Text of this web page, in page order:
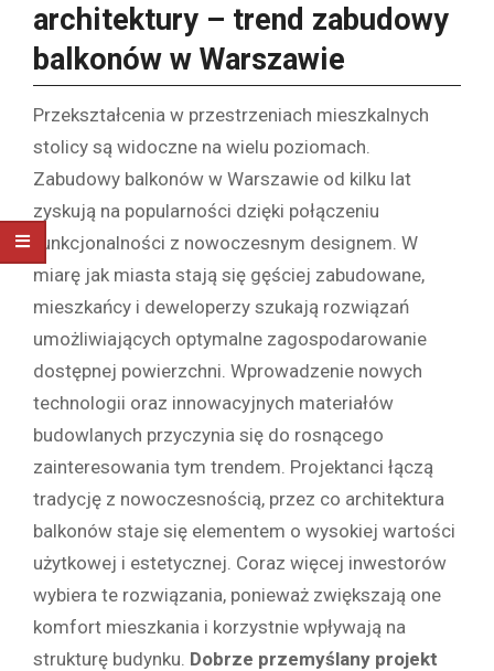
architektury – trend zabudowy
balkonów w Warszawie
Przekształcenia w przestrzeniach mieszkalnych
stolicy są widoczne na wielu poziomach.
Zabudowy balkonów w Warszawie od kilku lat
zyskują na popularności dzięki połączeniu
funkcjonalności z nowoczesnym designem. W
miarę jak miasta stają się gęściej zabudowane,
mieszkańcy i deweloperzy szukają rozwiązań
umożliwiających optymalne zagospodarowanie
dostępnej powierzchni. Wprowadzenie nowych
technologii oraz innowacyjnych materiałów
budowlanych przyczynia się do rosnącego
zainteresowania tym trendem. Projektanci łączą
tradycję z nowoczesnością, przez co architektura
balkonów staje się elementem o wysokiej wartości
użytkowej i estetycznej. Coraz więcej inwestorów
wybiera te rozwiązania, ponieważ zwiększają one
komfort mieszkania i korzystnie wpływają na
strukturę budynku. Dobrze przemyślany projekt